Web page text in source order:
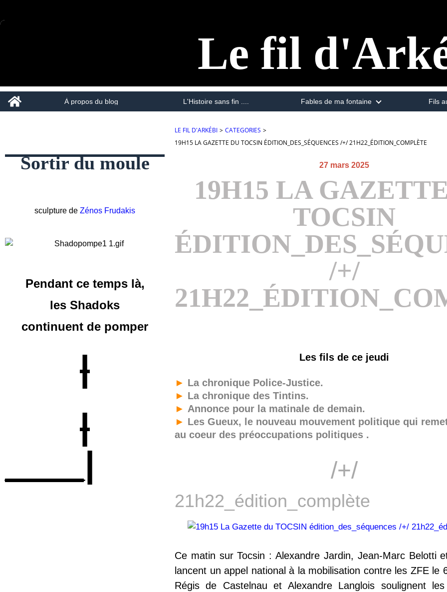
Le fil
Home
À propos du blog
L'Histoire sans fin .... Fables de ma fontaine Fils
Sortir du moule
sculpture de Zénos Frudakis
Pendant ce temps là,
les Shadoks
continuent de pomper
|
|
____|
LE FIL D'ARKÉBI > CATEGORIES >
19H15 LA GAZETTE DU TOCSIN ÉDITION_DES_SÉQUENCES /+/ 21H22_ÉDITION_COMPLÈTE
27 mars 2025
19H15 LA
TOCSIN
/+/
Les fils de ce jeudi
► La chronique Police-Justice.
► La chronique des Tintins.
► Annonce pour la matinale de demain.
► Les Gueux, le nouveau mouvement politique qui
au coeur des préoccupations politiques .
/+/
21h22_édition_complète
Ce matin sur Tocsin : Alexandre Jardin, Jean-Marc Belotti
lancent un appel national à la mobilisation contre les ZFE le
Régis de Castelnau et Alexandre Langlois soulignent